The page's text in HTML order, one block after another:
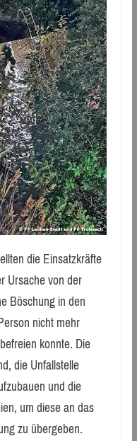
die Einsatzkräfte
Ursache von der
Böschung in den
nicht mehr
konnte. Die
die Unfallstelle
und die
um diese an das
zu übergeben.